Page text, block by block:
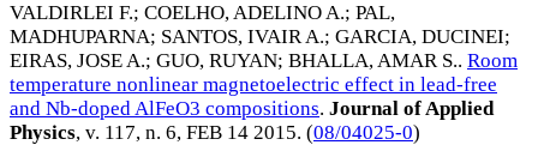
VALDIRLEI F.; COELHO, ADELINO A.; PAL,
MADHUPARNA; SANTOS, IVAIR A.; GARCIA, DUCINEI;
EIRAS, JOSE A.; GUO, RUYAN; BHALLA, AMAR S.. Room
temperature nonlinear magnetoelectric effect in lead-free
and Nb-doped AlFeO3 compositions. Journal of Applied
Physics, v. 117, n. 6, FEB 14 2015. (08/04025-0)